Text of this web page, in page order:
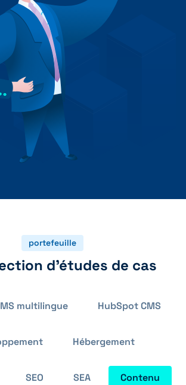
31 552 00 72
Envoyer un message 💌
portefeuille
d'études de cas
multilingue HubSpot CMS
Hébergement
SEO SEA Contenu